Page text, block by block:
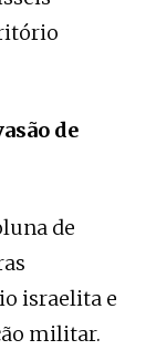
de
de
israelita e
militar.